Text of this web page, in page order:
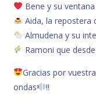
Bene y su
Aida, la repostera
Almudena y su
Ramoni que
Gracias por
ondas
!!